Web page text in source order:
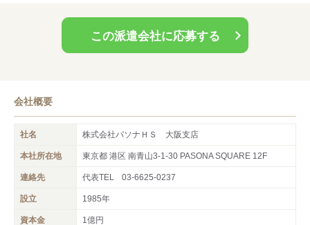
この派遣会社に応募する
会社概要
社名 株式会社パソナＨＳ 大阪支店
本社所在地 東京都 港区 南青山3-1-30 PASONA SQUARE 12F
連絡先 代表TEL 03-6625-0237
設立 1985年
資本金 1億円